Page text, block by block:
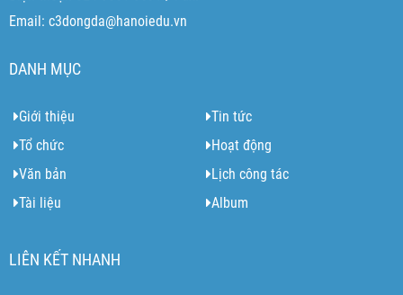
Email: c3dongda@hanoiedu.vn
DANH MỤC
Giới thiệu
Tin tức
Tổ chức
Hoạt động
Văn bản
Lịch công tác
Tài liệu
Album
LIÊN KẾT NHANH